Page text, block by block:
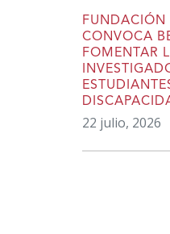
FUNDACIÓN
CONVOCA
FOMENTAR
22 julio, 2026